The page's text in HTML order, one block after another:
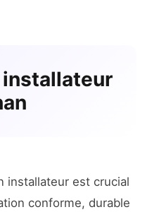
installateur est crucial
conforme, durable